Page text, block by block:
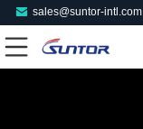
sales@suntor-intl.com